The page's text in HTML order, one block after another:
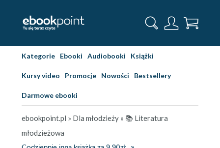
Kategorie Ebooki Audiobooki Książki
Kursy video Promocje Nowości Bestsellery
Darmowe ebooki
ebookpoint.pl » Dla młodzieży » 📚 Literatura
młodzieżowa